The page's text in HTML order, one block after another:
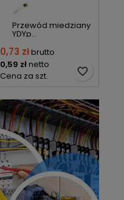
Przewód miedziany
YDYp...
0,73 złbrutto
0,59 złnetto
Cena za szt.
favorite_border